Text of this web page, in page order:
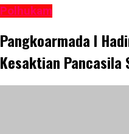
Polhukam
Pangkoarmada l
Kesaktian Pancasila